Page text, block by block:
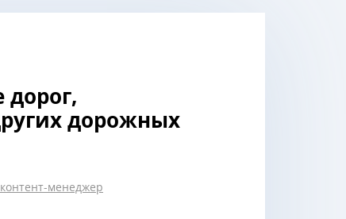
дорожных
менеджер